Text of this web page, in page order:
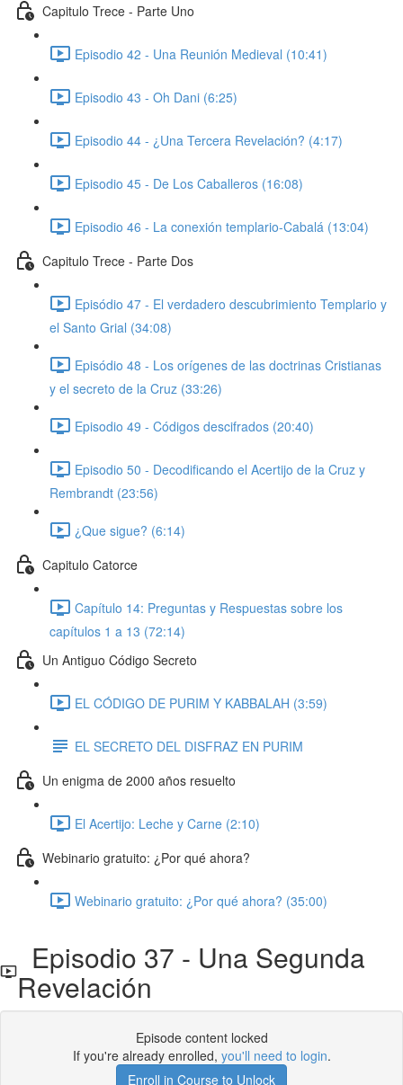
Capitulo Trece - Parte Uno
Episodio 42 - Una Reunión Medieval (10:41)
Episodio 43 - Oh Dani (6:25)
Episodio 44 - ¿Una Tercera Revelación? (4:17)
Episodio 45 - De Los Caballeros (16:08)
Episodio 46 - La conexión templario-Cabalá (13:04)
Capitulo Trece - Parte Dos
Episódio 47 - El verdadero descubrimiento Templario y
el Santo Grial (34:08)
Episódio 48 - Los orígenes de las doctrinas Cristianas
y el secreto de la Cruz (33:26)
Episodio 49 - Códigos descifrados (20:40)
Episodio 50 - Decodificando el Acertijo de la Cruz y
Rembrandt (23:56)
¿Que sigue? (6:14)
Capitulo Catorce
Capítulo 14: Preguntas y Respuestas sobre los
capítulos 1 a 13 (72:14)
Un Antiguo Código Secreto
EL CÓDIGO DE PURIM Y KABBALAH (3:59)
EL SECRETO DEL DISFRAZ EN PURIM
Un enigma de 2000 años resuelto
El Acertijo: Leche y Carne (2:10)
Webinario gratuito: ¿Por qué ahora?
Webinario gratuito: ¿Por qué ahora? (35:00)
Episodio 37 - Una Segunda
Revelación
Episode content locked
If you're already enrolled, you'll need to login.
Enroll in Course to Unlock